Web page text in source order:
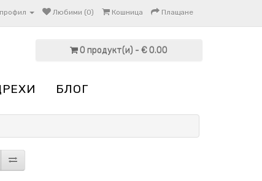
Любими (0) Кошница Плащане
0 продукт(и) - € 0.00
БЛОГ